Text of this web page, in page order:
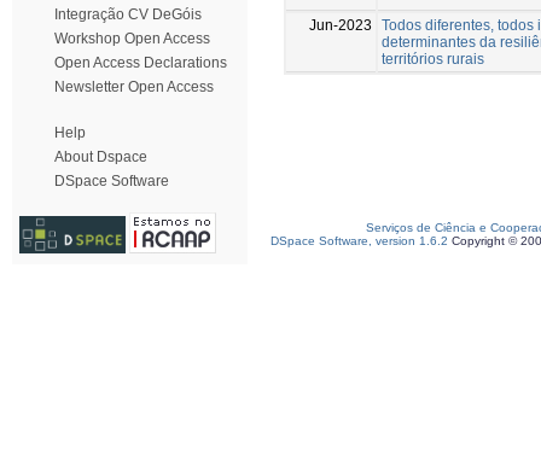
Integração CV DeGóis
Workshop Open Access
Open Access Declarations
Newsletter Open Access
Help
About Dspace
DSpace Software
Jun-2023
Todos diferentes, todos
determinantes da
territórios rurais
Serviços de Ciência e
DSpace Software, version 1.6.2 Copyright ©